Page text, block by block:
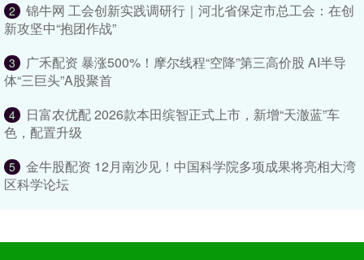
2
锦牛网 工会创新实践调研行｜河北省保定市总工会：在创
新攻坚中“抱团作战”
3
广禾配资 暴涨500%！摩尔线程“空降”第三高价股 AI半导
体“三巨头”A股聚首
4
日富农优配 2026款本田缤智正式上市，新增“天澈蓝”车
色，配置升级
5
金牛股配资 12月南沙见！中国科学院多项成果将亮相大湾
区科学论坛